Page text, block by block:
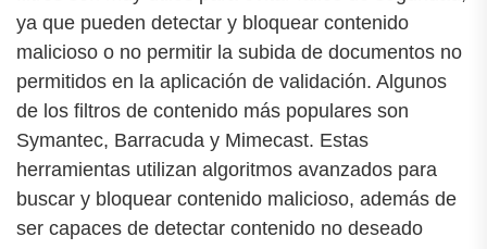
ya que pueden detectar y bloquear contenido
malicioso o no permitir la subida de documentos no
permitidos en la aplicación de validación. Algunos
de los filtros de contenido más populares son
Symantec, Barracuda y Mimecast. Estas
herramientas utilizan algoritmos avanzados para
buscar y bloquear contenido malicioso, además de
ser capaces de detectar contenido no deseado